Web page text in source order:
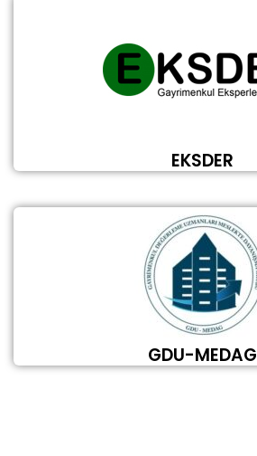
EKSDER
GDU-MEDAG